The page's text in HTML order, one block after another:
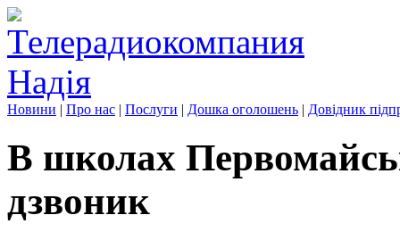
Новини | Про нас | Послуги | Дошка оголошень | Довідник
В школах
дзвоник